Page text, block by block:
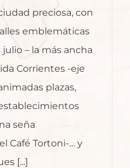
preciosa, con
emblemáticas
– la más ancha
Corrientes -eje
plazas,
seña
Café Tortoni-… y
[...]